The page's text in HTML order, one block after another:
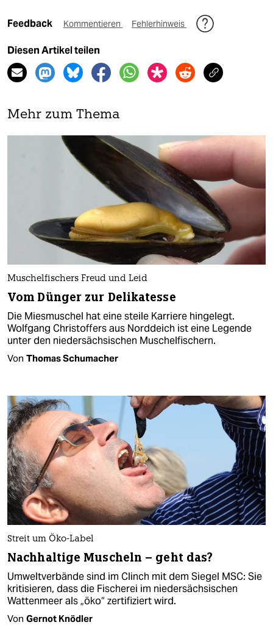
Feedback Kommentieren Fehlerhinweis
Diesen Artikel teilen
Mehr zum Thema
Muschelfischers Freud und Leid
Vom Dünger zur Delikatesse
Die Miesmuschel hat eine steile Karriere hingelegt.
Wolfgang Christoffers aus Norddeich ist eine Legende
unter den niedersächsischen Muschelfischern.
Von Thomas Schumacher
Streit um Öko-Label
Nachhaltige Muscheln – geht das?
Umweltverbände sind im Clinch mit dem Siegel MSC: Sie
kritisieren, dass die Fischerei im niedersächsischen
Wattenmeer als „öko“ zertifiziert wird.
Von Gernot Knödler